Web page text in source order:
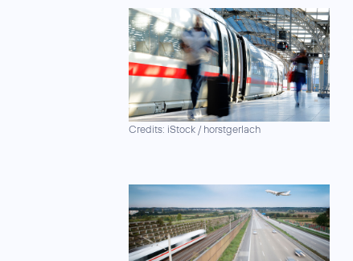
Credits: iStock / horstgerlach